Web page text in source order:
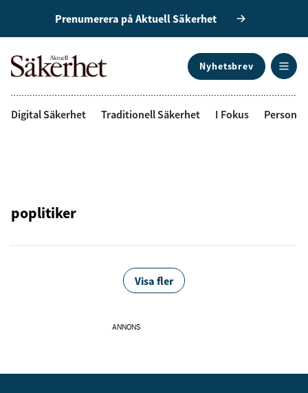
Prenumerera på Aktuell Säkerhet
Nyhetsbrev
Digital Säkerhet Traditionell Säkerhet I Fokus
poplitiker
Visa fler
ANNONS